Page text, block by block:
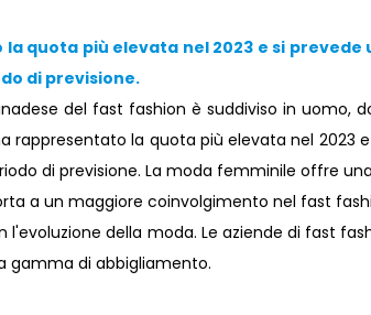
quota più elevata nel 2023 e si prevede
di previsione.
del fast fashion è suddiviso in uomo,
rappresentato la quota più elevata nel 2023
di previsione. La moda femminile offre
a un maggiore coinvolgimento nel fast
della moda. Le aziende di fast
gamma di abbigliamento.